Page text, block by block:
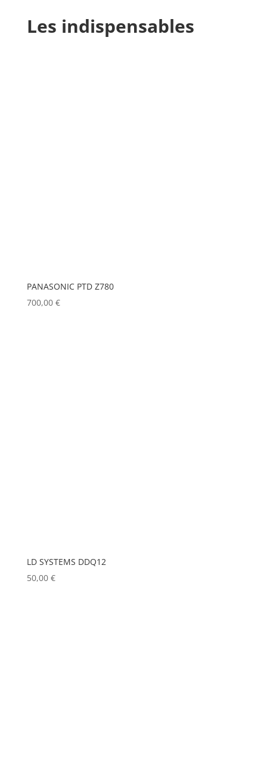
Les indispensables
PANASONIC PTD Z780
700,00 €
LD SYSTEMS DDQ12
50,00 €